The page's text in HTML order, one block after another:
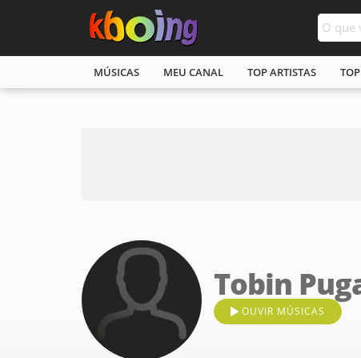
MÚSICAS MEU CANAL TOP ARTISTAS
Tobin
OUVIR MÚSICAS